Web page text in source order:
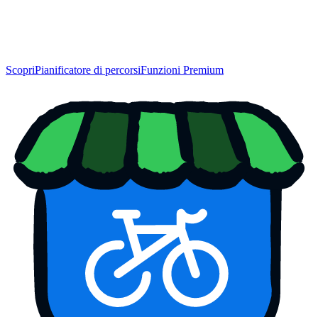
ScopriPianificatore di percorsiFunzioni Premium